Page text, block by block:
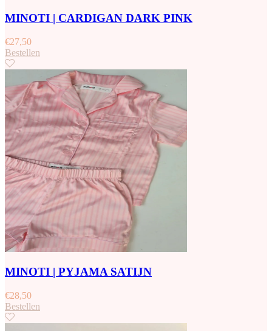
MINOTI | CARDIGAN DARK PINK
€27,50
Bestellen
MINOTI | PYJAMA SATIJN
€28,50
Bestellen